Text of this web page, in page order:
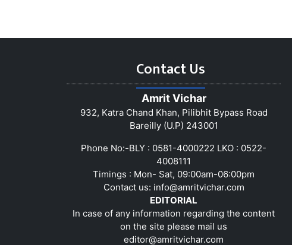
Contact Us
Amrit Vichar
932, Katra Chand Khan, Pilibhit Bypass Road
Bareilly (U.P) 243001
Phone No:-BLY : 0581-4000222 LKO : 0522-
4008111
Timings : Mon- Sat, 09:00am-06:00pm
Contact us: info@amritvichar.com
EDITORIAL
In case of any information regarding the content
on the site please mail us
editor@amritvichar.com